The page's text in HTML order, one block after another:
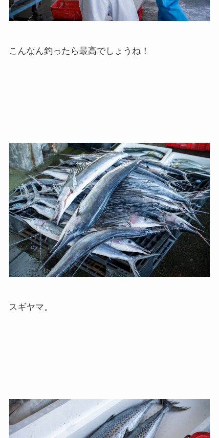
こんなん釣ったら最高でしょうね！
スギヤマ。